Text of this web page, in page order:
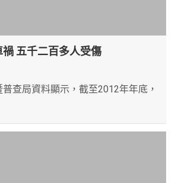
五千二百多人受傷
普查局資料顯示，截至2012年年底，